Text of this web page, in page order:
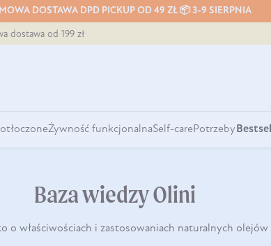
DOSTAWA DPD PICKUP OD 49 ZŁ 📦 3-9 SIERPNIA
dostawa od 199 zł
Żywność funkcjonalnaSelf-carePotrzeby
Baza wiedzy Olini
o właściwościach i zastosowaniach naturalnych olejów